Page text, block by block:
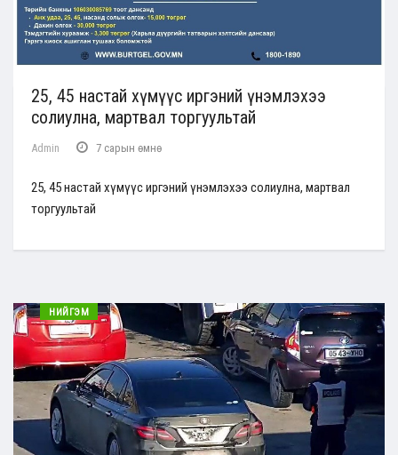
25, 45 настай хүмүүс иргэний үнэмлэхээ
солиулна, мартвал торгуультай
Admin 7 сарын өмнө
25, 45 настай хүмүүс иргэний үнэмлэхээ солиулна, мартвал
торгуультай
НИЙГЭМ